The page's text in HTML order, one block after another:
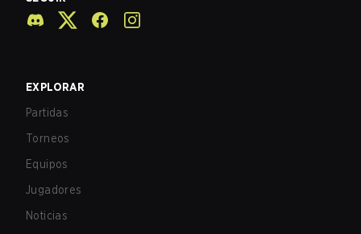
EXPLORAR
Partidas
Torneos
Equipos
Jugadores
Noticias